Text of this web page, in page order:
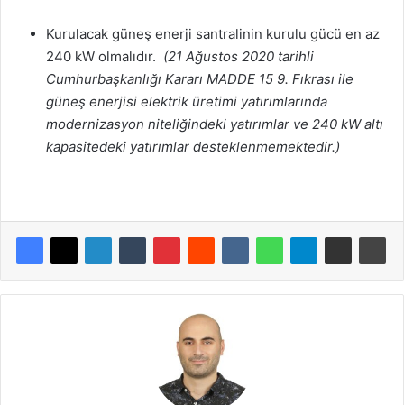
Kurulacak güneş enerji santralinin kurulu gücü en az
240 kW olmalıdır. (21 Ağustos 2020 tarihli
Cumhurbaşkanlığı Kararı MADDE 15 9. Fıkrası ile
güneş enerjisi elektrik üretimi yatırımlarında
modernizasyon niteliğindeki yatırımlar ve 240 kW altı
kapasitedeki yatırımlar desteklenmemektedir.)